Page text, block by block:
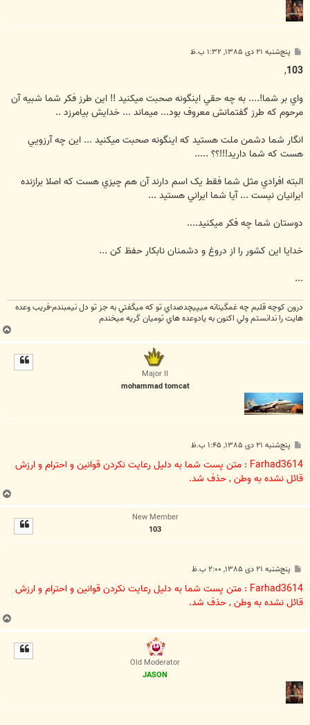
پ
ت
پنج‌شنبه ۲۱ دی ۱۳۸۵, ۱:۳۲ ب.ظ
103
,
واي بر شما!.... به چه حقي اينگونه صحبت ميکنيد !! اين طرز فکر شما شبيه آن
مرحوم که طرز گفتمانش معروف بود... ميماند ... خدايش بیامرزد ..
انگار شما دشمن ملت هستيد که اينگونه صحبت ميکنيد ... اين چه آرزويي
هست که شما داريد!!!؟؟ .....
البته افرادي مثل شما فقط يک اسم دارند آن هم چيزي هست که اصلا برازنده
ايرانيان نيست ... آيا شما ايراني هستيد ...
دوستان شما چه فکر ميکنيد....
خدايا اين کشور را از دروغ و دشمنان نابکار حفظ کن ...
...
درون كوچه قلبم چه غمگينانه ميپيچدصداي تو كه ميگفتي به جز تو دل نيمبندم-فريب وعده
هايت را ندانستم ولي اكنون به يادوعده هاي توميان گريه ميخندم
ب
ا
Major II
mohammad tomcat
پ
ت
پنج‌شنبه ۲۱ دی ۱۳۸۵, ۱:۴۵ ب.ظ
Farhad3614 : متن پست شما به دلیل رعایت نکردن قوانین و احترام و ارزش
قائل نشده به وطن , حذف شد.
ب
ا
New Member
103
پ
ت
پنج‌شنبه ۲۱ دی ۱۳۸۵, ۲:۰۰ ب.ظ
Farhad3614 : متن پست شما به دلیل رعایت نکردن قوانین و احترام و ارزش
قائل نشده به وطن , حذف شد.
ب
ا
Old Moderator
JASON